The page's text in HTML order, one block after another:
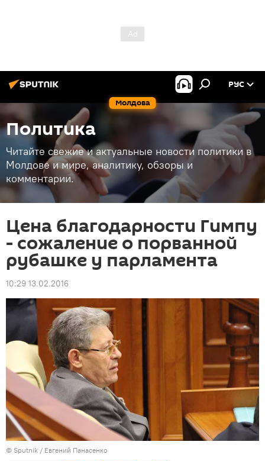
Молдова
РУС
Политика
Читайте свежие и актуальные новости политики в
Молдове и мире, аналитику, обзоры и
комментарии.
Цена благодарности Гимпу
- сожаление о порванной
рубашке у парламента
10:29 13.02.2016
© Sputnik / Евгений Панасенко